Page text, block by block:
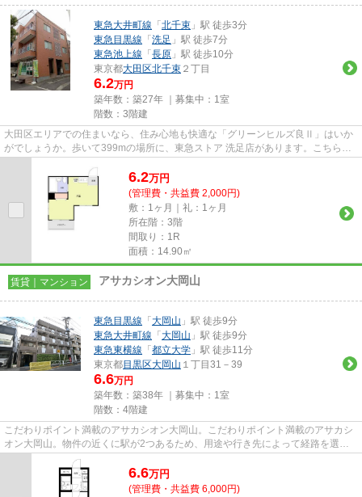
東急大井町線 「 北千束 」駅 徒歩3分
東急目黒線 「 洗足 」駅 徒歩7分
東急池上線 「 長原 」駅 徒歩10分
東京都大田区北千束 ２丁目
6.2万円
築年数：築27年 ｜募集中： 1室
階数：3階建
大田区エリアでの住まいなら、住み心地も快適な「グリーンヒルズ良Ⅱ」はいか
がでしょうか。歩いて399mの場所に、東急ストア 洗足店があります。こちらは
6.2万円
(管理費・共益費 2,000円)
敷：1ヶ月｜礼：1ヶ月
所在階：3階
間取り：1R
面積：14.90㎡
賃貸｜マンション アサカシオン大岡山
東急目黒線 「 大岡山 」駅 徒歩9分
東急大井町線 「 大岡山 」駅 徒歩9分
東急東横線 「 都立大学 」駅 徒歩11分
東京都目黒区大岡山 １丁目31－39
6.6万円
築年数：築38年 ｜募集中： 1室
階数：4階建
こだわりポイント満載のアサカシオン大岡山。こだわりポイント満載のアサカシ
オン大岡山。物件の近くに駅が2つあるため、用途や行き先によって経路を選べ
ます。こちらはマンションタイ...
6.6万円
(管理費・共益費 6,000円)